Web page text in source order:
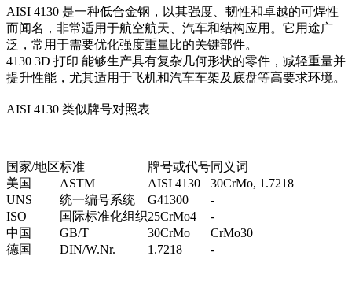
AISI 4130 是一种低合金钢，以其强度、韧性和卓越的可焊性
而闻名，非常适用于航空航天、汽车和结构应用。它用途广
泛，常用于需要优化强度重量比的关键部件。
4130 3D 打印 能够生产具有复杂几何形状的零件，减轻重量并
提升性能，尤其适用于飞机和汽车车架及底盘等高要求环境。
AISI 4130 类似牌号对照表
国家/地区标准 牌号或代号同义词
美国
ASTM AISI 4130
30CrMo, 1.7218
UNS
统一编号系统 G41300
-
ISO
国际标准化组织25CrMo4
-
中国
GB/T 30CrMo
CrMo30
德国
DIN/W.Nr. 1.7218 -